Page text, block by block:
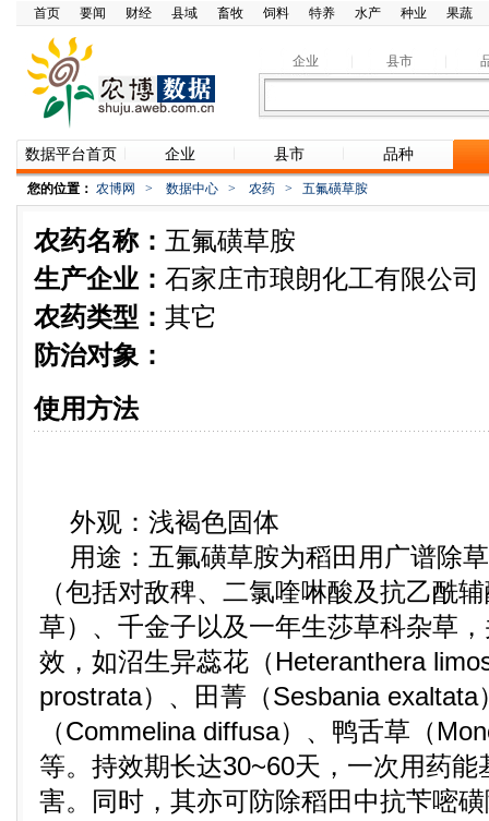
首页 要闻 财经 县域 畜牧 饲料 特养 水产 种业 果蔬
企业 县市
数据平台首页 企业 县市 品种
您的位置： 农博网 > 数据中心 > 农药 > 五氟磺草胺
农药名称： 五氟磺草胺
生产企业： 石家庄市琅朗化工有限公司
农药类型： 其它
防治对象：
使用方法
外观：浅褐色固体
用途：五氟磺草胺为稻田用广谱除
（包括对敌稗、二氯喹啉酸及抗乙酰
草）、千金子以及一年生莎草科杂草
效，如沼生异蕊花（Heteranthera
prostrata）、田菁（Sesbania exaltata
（Commelina diffusa）、鸭舌草（
等。持效期长达30~60天，一次用药
害。同时，其亦可防除稻田中抗苄嘧